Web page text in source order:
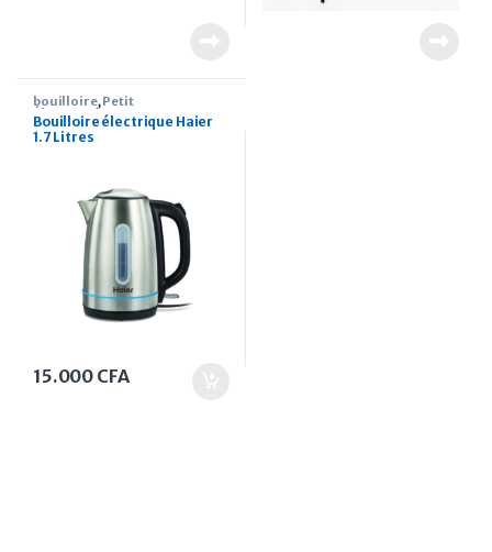
bouilloire,Petit
Électroménager
Bouilloire électrique Haier
1.7 Litres
15.000 CFA